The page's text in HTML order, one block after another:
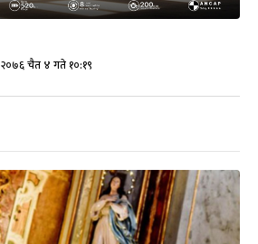
२०७६ चैत ४ गते १०:१९